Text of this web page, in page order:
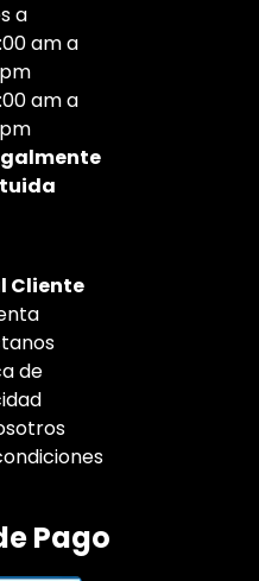
a
am a
am a
Cliente
de
Pago